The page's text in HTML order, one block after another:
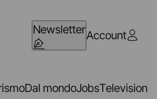
NewsletterAccount
Dal mondoJobsTelevision